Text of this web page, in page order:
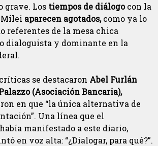
grave. Los tiempos de diálogocon la
aparecen agotados,como ya lo
referentes de la mesa chica
dialoguista y dominante en la
se destacaron Abel Furlán
(Asociación Bancaria),
en que “la única alternativa de
Una línea que el
manifestado a este diario,
en voz alta: “¿Dialogar, para qué?”.